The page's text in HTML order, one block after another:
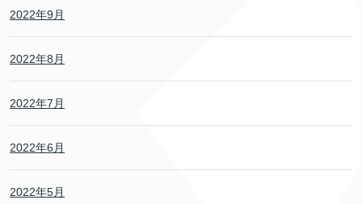
2022年9月
2022年8月
2022年7月
2022年6月
2022年5月